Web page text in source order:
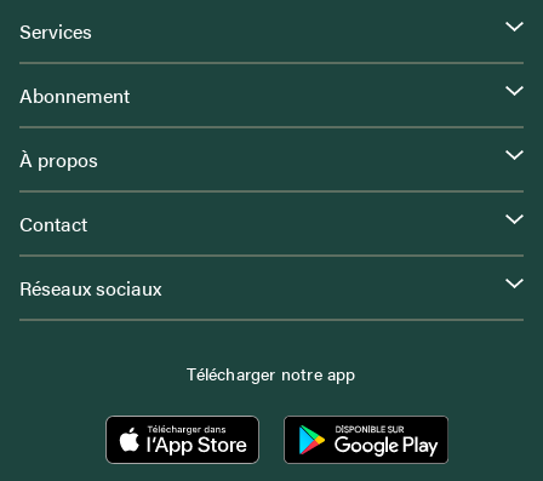
Services
Abonnement
À propos
Contact
Réseaux sociaux
Télécharger notre app